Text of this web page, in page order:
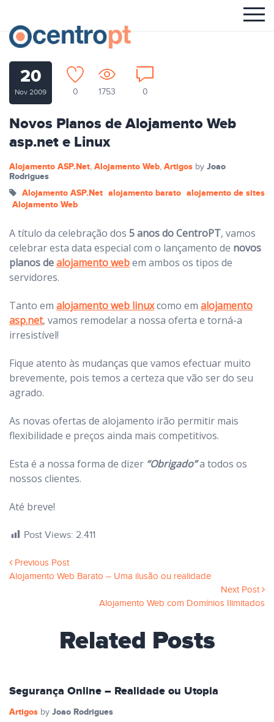
20
Nov 2009 0 1753 0
Novos Planos de Alojamento Web
asp.net e Linux
Alojamento ASP.Net, Alojamento Web, Artigos by Joao
Rodrigues
Alojamento ASP.Net alojamento barato alojamento de sites
Alojamento Web
A título da celebração dos 5 anos do CentroPT, vamos
celebrar esta data especial com o lançamento de novos
planos dealojamento webem ambos os tipos de
servidores.
Tanto em alojamento web linuxcomo em alojamento
asp.net, vamos remodelar a nossa oferta e torná-a
irresistível!
Fique atento às mudanças que vamos efectuar muito
brevemente, pois temos a certeza que vão ser do seu
agrado.
As novas ofertas de alojamento irão permitir mais
flexibilidade e preços ainda mais competitivos.
Esta é a nossa forma de dizer “Obrigado”a todos os
nossos clientes.
Até breve!
Post Views: 2.411
Previous Post
Alojamento Web Barato – Uma ilusão ou realidade
Next Post
Alojamento Web com Domínios Ilimitados
Related Posts
Segurança Online – Realidade ou Utopia
Artigos by Joao Rodrigues